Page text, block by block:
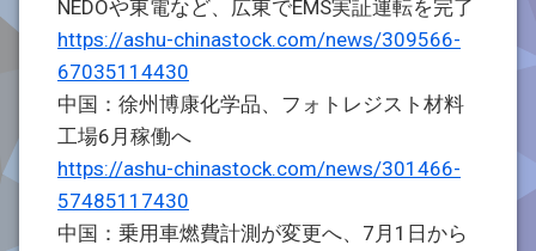
NEDOや東電など、広東でEMS実証運転を完了
https://ashu-chinastock.com/news/309566-
67035114430
中国：徐州博康化学品、フォトレジスト材料
工場6月稼働へ
https://ashu-chinastock.com/news/301466-
57485117430
中国：乗用車燃費計測が変更へ、7月1日から